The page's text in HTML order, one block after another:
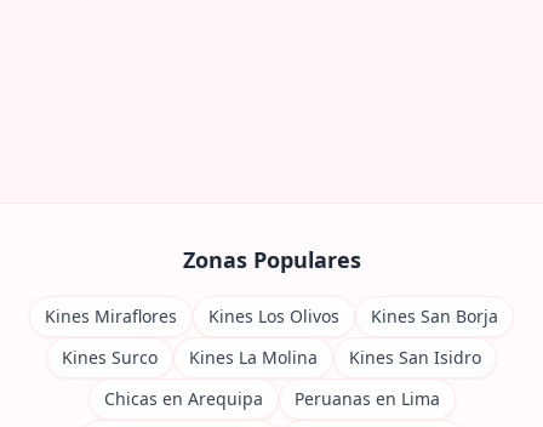
Zonas Populares
Kines Miraflores Kines Los Olivos
Kines San Borja
Kines Surco
Kines La Molina
Kines San Isidro
Chicas en Arequipa
Peruanas en Lima